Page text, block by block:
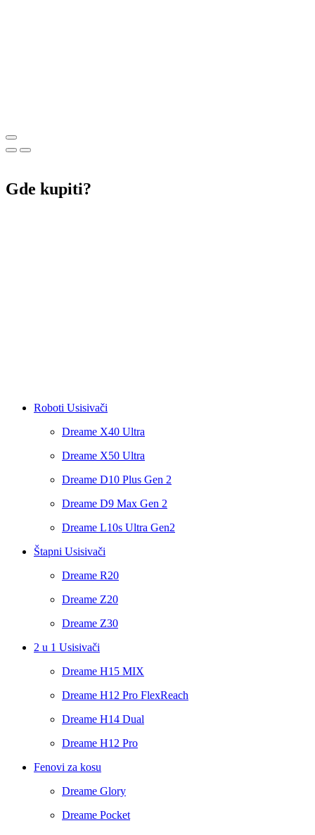
Gde kupiti?
Roboti Usisivači
Dreame X40 Ultra
Dreame X50 Ultra
Dreame D10 Plus Gen 2
Dreame D9 Max Gen 2
Dreame L10s Ultra Gen2
Štapni Usisivači
Dreame R20
Dreame Z20
Dreame Z30
2 u 1 Usisivači
Dreame H15 MIX
Dreame H12 Pro FlexReach
Dreame H14 Dual
Dreame H12 Pro
Fenovi za kosu
Dreame Glory
Dreame Pocket